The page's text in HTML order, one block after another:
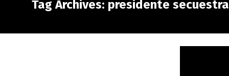
Tag Archives: presidente